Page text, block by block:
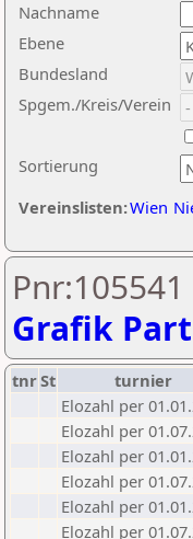
Nachname
Ebene
Sortierung
Bundesland
Spgem./Kreis/Verein
Vereinslisten:Wien
Grafik
tnrSt turnier
Elozahl per
Elozahl per
Elozahl per
Elozahl per
Elozahl per
Elozahl per